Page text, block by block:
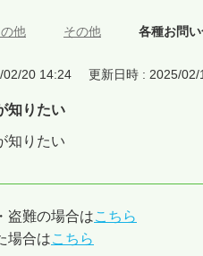
他 その他
各種お問
02/20 14:24 更新日時 : 2025/
知りたい
知りたい
盗難の場合はこちら
場合はこちら